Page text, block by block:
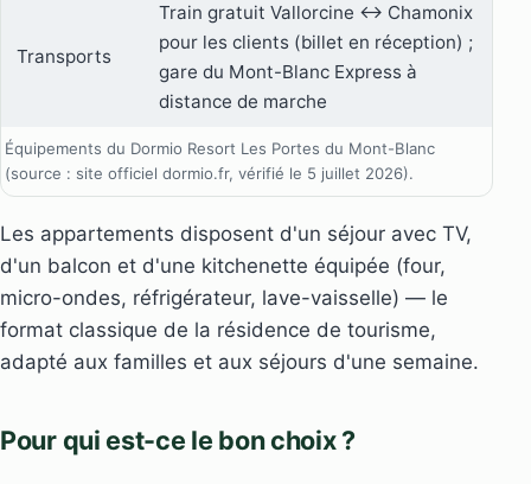
Équipements du Dormio Resort Les Portes du Mont-Blanc
(source : site officiel dormio.fr, vérifié le 5 juillet 2026).
Transports
Train gratuit Vallorcine ↔ Chamonix
pour les clients (billet en réception) ;
gare du Mont-Blanc Express à
distance de marche
Les appartements disposent d'un séjour avec TV,
d'un balcon et d'une kitchenette équipée (four,
micro-ondes, réfrigérateur, lave-vaisselle) — le
format classique de la résidence de tourisme,
adapté aux familles et aux séjours d'une semaine.
Pour qui est-ce le bon choix ?